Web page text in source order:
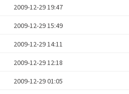
2009-12-29 19:47
2009-12-29 15:49
2009-12-29 14:11
2009-12-29 12:18
2009-12-29 01:05